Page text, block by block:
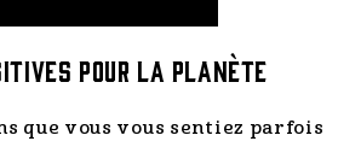
pour la Planète
que vous vous sentiez parfois